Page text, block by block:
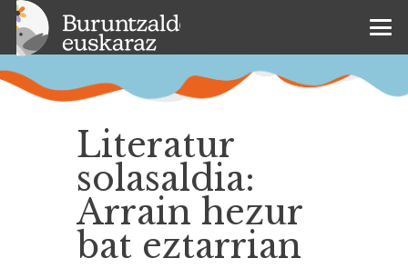
Literatur
solasaldia:
Arrain hezur
bat eztarrian